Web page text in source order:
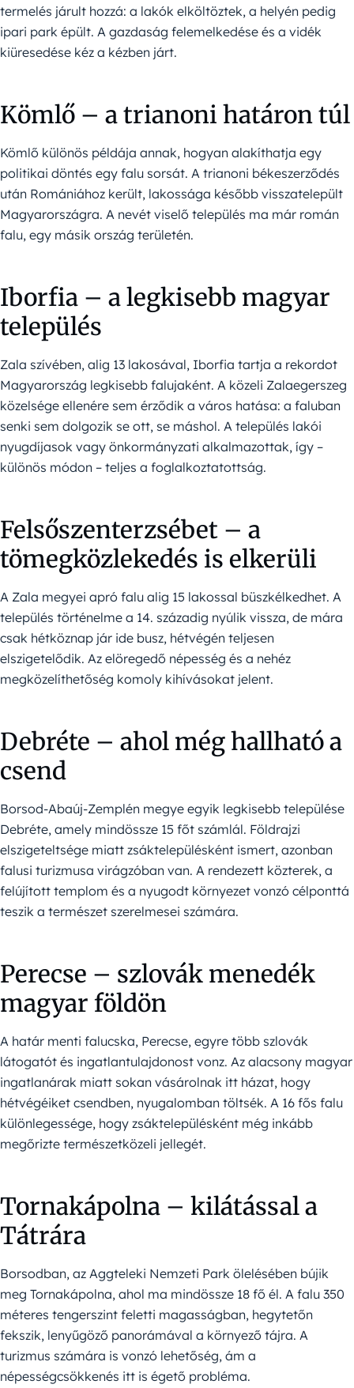
termelés járult hozzá: a lakók elköltöztek, a helyén pedig
ipari park épült. A gazdaság felemelkedése és a vidék
kiüresedése kéz a kézben járt.
Kömlő – a trianoni határon túl
Kömlő különös példája annak, hogyan alakíthatja egy
politikai döntés egy falu sorsát. A trianoni békeszerződés
után Romániához került, lakossága később visszatelepült
Magyarországra. A nevét viselő település ma már román
falu, egy másik ország területén.
Iborfia – a legkisebb magyar
település
Zala szívében, alig 13 lakosával, Iborfia tartja a rekordot
Magyarország legkisebb falujaként. A közeli Zalaegerszeg
közelsége ellenére sem érződik a város hatása: a faluban
senki sem dolgozik se ott, se máshol. A település lakói
nyugdíjasok vagy önkormányzati alkalmazottak, így –
különös módon – teljes a foglalkoztatottság.
Felsőszenterzsébet – a
tömegközlekedés is elkerüli
A Zala megyei apró falu alig 15 lakossal büszkélkedhet. A
település történelme a 14. századig nyúlik vissza, de mára
csak hétköznap jár ide busz, hétvégén teljesen
elszigetelődik. Az elöregedő népesség és a nehéz
megközelíthetőség komoly kihívásokat jelent.
Debréte – ahol még hallható a
csend
Borsod-Abaúj-Zemplén megye egyik legkisebb települése
Debréte, amely mindössze 15 főt számlál. Földrajzi
elszigeteltsége miatt zsáktelepülésként ismert, azonban
falusi turizmusa virágzóban van. A rendezett közterek, a
felújított templom és a nyugodt környezet vonzó célponttá
teszik a természet szerelmesei számára.
Perecse – szlovák menedék
magyar földön
A határ menti falucska, Perecse, egyre több szlovák
látogatót és ingatlantulajdonost vonz. Az alacsony magyar
ingatlanárak miatt sokan vásárolnak itt házat, hogy
hétvégéiket csendben, nyugalomban töltsék. A 16 fős falu
különlegessége, hogy zsáktelepülésként még inkább
megőrizte természetközeli jellegét.
Tornakápolna – kilátással a
Tátrára
Borsodban, az Aggteleki Nemzeti Park ölelésében bújik
meg Tornakápolna, ahol ma mindössze 18 fő él. A falu 350
méteres tengerszint feletti magasságban, hegytetőn
fekszik, lenyűgöző panorámával a környező tájra. A
turizmus számára is vonzó lehetőség, ám a
népességcsökkenés itt is égető probléma.